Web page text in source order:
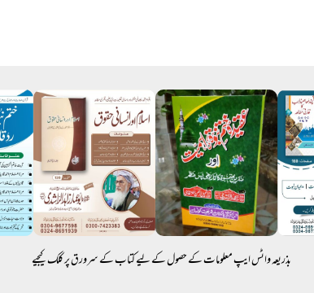
بذریعہ واٹس ایپ معلومات کے حصول کے لیے کتاب کے سرورق پر کلک کیجیے